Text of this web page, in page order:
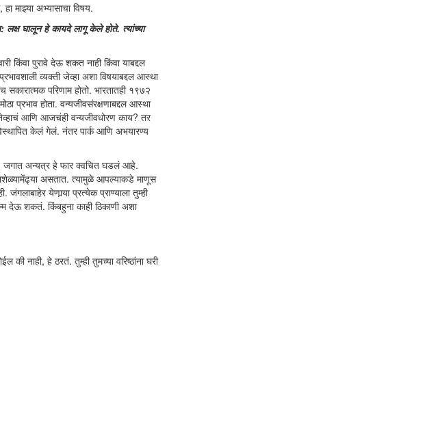
माझ्या अभ्यासाचा विषय.
लक्ष घालून हे कायदे लागू केले होते. त्यांच्या
किंवा पुरावे देऊ शकत नाही किंवा याबद्दल
व्यक्ती जेव्हा अशा विषयाबद्दल आस्था
परिणाम होतो. भारतातही १९७२
प्रभाव होता. वन्यजीवसंरक्षणाबद्दल आस्था
आणि आजचंही वन्यजीवधोरण काय? तर
केलं गेलं. नंतर पार्क आणि अभयारण्य
जगात अन्यत्र हे फार क्वचित घडलं आहे.
असतात. त्यामुळे आपल्याकडे माणूस
येणार्‍या प्रत्येक प्राण्याला तुम्ही
देऊ शकतं. किंबहुना काही ठिकाणी अशा
नाही, हे ठरतं. तुम्ही तुमच्या वरिष्ठांना घरी